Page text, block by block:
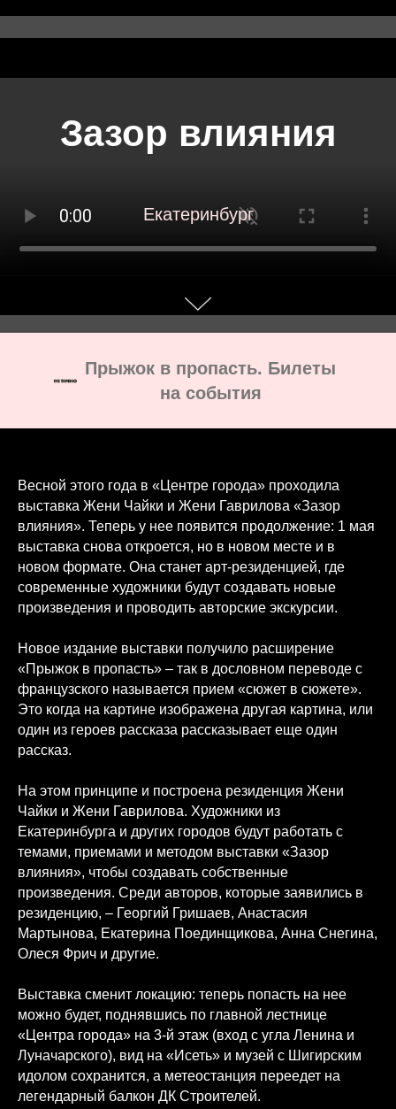
Екатеринбург
Прыжок в пропасть. Билеты
на события
Весной этого года в «Центре города» проходила
выставка Жени Чайки и Жени Гаврилова «Зазор
влияния». Теперь у нее появится продолжение: 1 мая
выставка снова откроется, но в новом месте и в
новом формате. Она станет арт-резиденцией, где
современные художники будут создавать новые
произведения и проводить авторские экскурсии.
Новое издание выставки получило расширение
«Прыжок в пропасть» – так в дословном переводе с
французского называется прием «сюжет в сюжете».
Это когда на картине изображена другая картина, или
один из героев рассказа рассказывает еще один
рассказ.
На этом принципе и построена резиденция Жени
Чайки и Жени Гаврилова. Художники из
Екатеринбурга и других городов будут работать с
темами, приемами и методом выставки «Зазор
влияния», чтобы создавать собственные
произведения. Среди авторов, которые заявились в
резиденцию, – Георгий Гришаев, Анастасия
Мартынова, Екатерина Поединщикова, Анна Снегина,
Олеся Фрич и другие.
Выставка сменит локацию: теперь попасть на нее
можно будет, поднявшись по главной лестнице
«Центра города» на 3-й этаж (вход с угла Ленина и
Луначарского), вид на «Исеть» и музей с Шигирским
идолом сохранится, а метеостанция переедет на
легендарный балкон ДК Строителей.